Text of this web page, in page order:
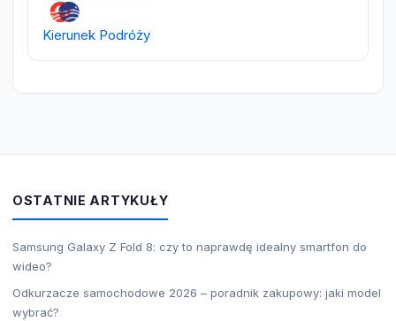
Kierunek Podróży
OSTATNIE ARTYKUŁY
Samsung Galaxy Z Fold 8: czy to naprawdę idealny smartfon do
wideo?
Odkurzacze samochodowe 2026 – poradnik zakupowy: jaki model
wybrać?